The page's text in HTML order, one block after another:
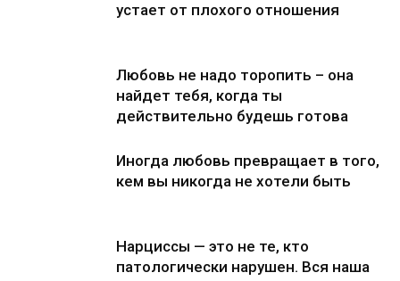
устает от плохого отношения
Любовь не надо торопить – она
найдет тебя, когда ты
действительно будешь готова
Иногда любовь превращает в того,
кем вы никогда не хотели быть
Нарциссы — это не те, кто
патологически нарушен. Вся наша